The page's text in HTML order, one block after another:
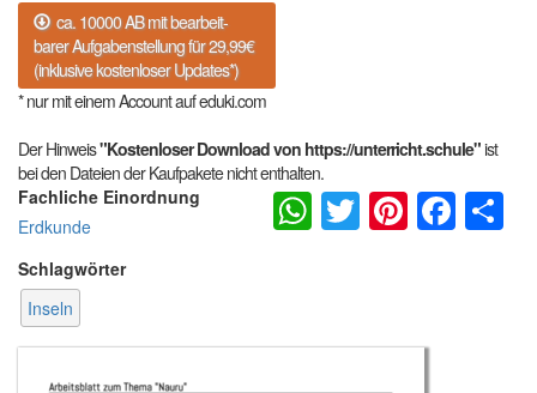
ca. 10000 AB mit bearbeit-
barer Aufgabenstellung für 29,99€
(inklusive kostenloser Updates*)
* nur mit einem Account auf eduki.com
Der Hinweis"Kostenloser Download von https://unterricht.schule"ist
bei den Dateien der Kaufpakete nicht enthalten.
Fachliche Einordnung
Erdkunde
Schlagwörter
Inseln
WhatsApp
Twitter